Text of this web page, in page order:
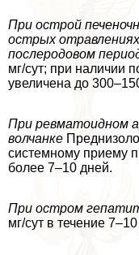
При острой
острых
послеродовом
мг/сут; при наличии
увеличена до
При ревматоидном
волчанке
системному приему
более 7–10 дней.
При остром
мг/сут в течение